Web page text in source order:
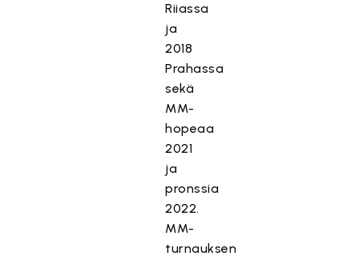
Riiassa
ja
2018
Prahassa
sekä
MM-
hopeaa
2021
ja
pronssia
2022.
MM-
turnauksen